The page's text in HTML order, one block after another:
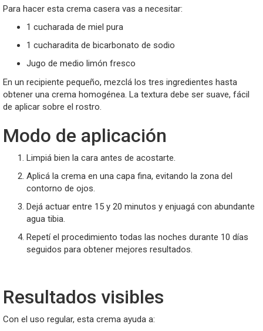
Para hacer esta crema casera vas a necesitar:
1 cucharada de miel pura
1 cucharadita de bicarbonato de sodio
Jugo de medio limón fresco
En un recipiente pequeño, mezclá los tres ingredientes hasta
obtener una crema homogénea. La textura debe ser suave, fácil
de aplicar sobre el rostro.
Modo de aplicación
Limpiá bien la cara antes de acostarte.
Aplicá la crema en una capa fina, evitando la zona del
contorno de ojos.
Dejá actuar entre 15 y 20 minutos y enjuagá con abundante
agua tibia.
Repetí el procedimiento todas las noches durante 10 días
seguidos para obtener mejores resultados.
Resultados visibles
Con el uso regular, esta crema ayuda a: